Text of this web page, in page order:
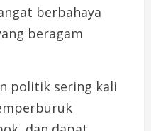
berbahaya
beragam
politik sering kali